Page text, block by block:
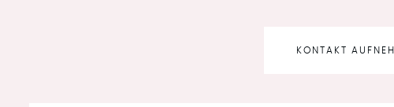
KONTAKT